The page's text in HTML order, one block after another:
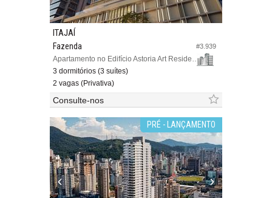
#3.939
ITAJAÍ
Fazenda
Apartamento no Edifício Astoria Art Residence
3 dormitórios (3 suítes)
2 vagas (Privativa)
Consulte-nos
PRÉ - LANÇAMENTO